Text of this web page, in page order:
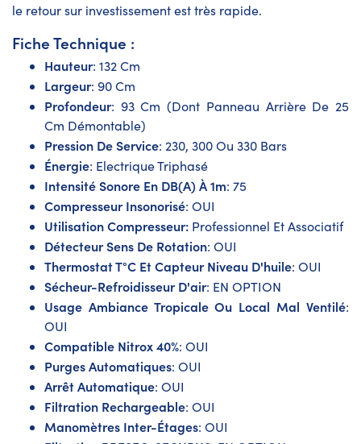
le retour sur investissement est très rapide.
Fiche Technique :
Hauteur: 132 Cm
Largeur: 90 Cm
Profondeur: 93 Cm (Dont Panneau Arrière De 25
Cm Démontable)
Pression De Service: 230, 300 Ou 330 Bars
Énergie: Electrique Triphasé
Intensité Sonore En DB(A) À 1m: 75
Compresseur Insonorisé: OUI
Utilisation Compresseur: Professionnel Et Associatif
Détecteur Sens De Rotation: OUI
Thermostat T°C Et Capteur Niveau D'huile: OUI
Sécheur-Refroidisseur D'air: EN OPTION
Usage Ambiance Tropicale Ou Local Mal Ventilé:
OUI
Compatible Nitrox 40%: OUI
Purges Automatiques: OUI
Arrêt Automatique: OUI
Filtration Rechargeable: OUI
Manomètres Inter-Étages: OUI